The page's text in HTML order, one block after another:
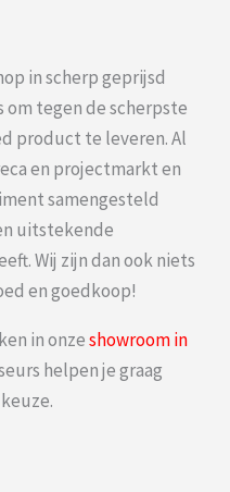
in scherp geprijsd
om tegen de scherpste
product te leveren. Al
en projectmarkt en
samengesteld
uitstekende
Wij zijn dan ook niets
en goedkoop!
in onzeshowroom in
helpen je graag